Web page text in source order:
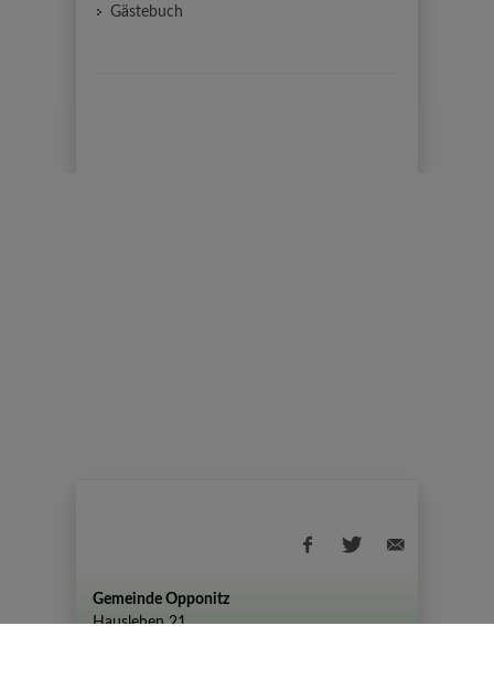
Gästebuch
Gemeinde Opponitz
Hauslehen 21